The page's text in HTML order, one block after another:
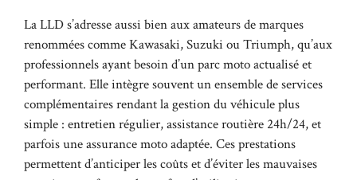
La LLD s’adresse aussi bien aux amateurs de marques
renommées comme Kawasaki, Suzuki ou Triumph, qu’aux
professionnels ayant besoin d’un parc moto actualisé et
performant. Elle intègre souvent un ensemble de services
complémentaires rendant la gestion du véhicule plus
simple : entretien régulier, assistance routière 24h/24, et
parfois une assurance moto adaptée. Ces prestations
permettent d’anticiper les coûts et d’éviter les mauvaises